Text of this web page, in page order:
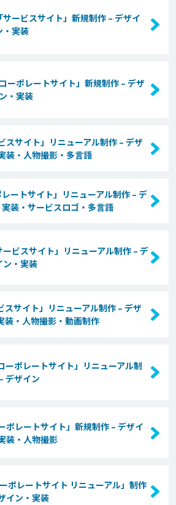
「サービスサイト」新規制作 – デザイ
・実装
ーポレートサイト」新規制作 – デザ
・実装
スサイト」リニューアル制作 – デザ
装・人物撮影・多言語
ートサイト」リニューアル制作 – デ
装・サービスロゴ・多言語
ービスサイト」リニューアル制作 – デ
ン・実装
スサイト」リニューアル制作 – デザ
装・人物撮影・動画制作
コーポレートサイト」リニューアル制
デザイン
ーポレートサイト」新規制作 – デザイ
装・人物撮影
ポレートサイト リニューアル」制作
イン・実装